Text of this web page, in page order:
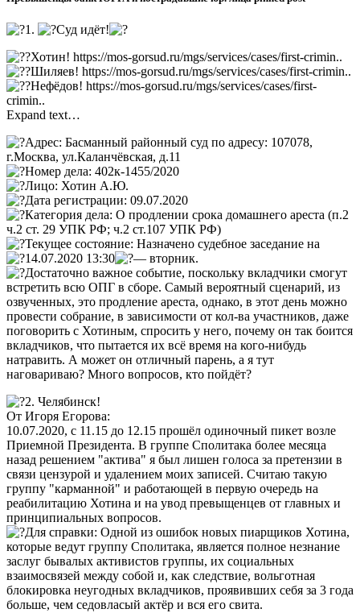
1.
Суд идёт!
Хотин! https://mos-gorsud.ru/mgs/services/cases/first-crimin..
Шиляев! https://mos-gorsud.ru/mgs/services/cases/first-crimin..
Нефёдов! https://mos-gorsud.ru/mgs/services/cases/first-
crimin..
Expand text…
Адрес: Басманный районный суд по адресу: 107078,
г.Москва, ул.Каланчёвская, д.11
Номер дела: 402к-1455/2020
Лицо: Хотин А.Ю.
Дата регистрации: 09.07.2020
Категория дела: О продлении срока домашнего ареста (п.2
ч.2 ст. 29 УПК РФ; ч.2 ст.107 УПК РФ)
Текущее состояние: Назначено судебное заседание на
14.07.2020 13:30
— вторник.
Достаточно важное событие, поскольку вкладчики смогут
встретить всю ОПГ в сборе. Самый вероятный сценарий, из
озвученных, это продление ареста, однако, в этот день можно
провести собрание, в зависимости от кол-ва участников, даже
поговорить с Хотиным, спросить у него, почему он так боится
вкладчиков, что пытается их всё время на кого-нибудь
натравить. А может он отличный парень, а я тут
наговариваю? Много вопросов, кто пойдёт?
2. Челябинск!
От Игоря Егорова:
10.07.2020, с 11.15 до 12.15 прошёл одиночный пикет возле
Приемной Президента. В группе Сполитака более месяца
назад решением "актива" я был лишен голоса за претензии в
связи цензурой и удалением моих записей. Считаю такую
группу "карманной" и работающей в первую очередь на
реабилитацию Хотина и на увод превыщенцев от главных и
принципиальных вопросов.
Для справки: Одной из ошибок новых пиарщиков Хотина,
которые ведут группу Сполитака, является полное незнание
заслуг бывалых активистов группы, их социальных
взаимосвязей между собой и, как следствие, вольготная
блокировка неугодных вкладчиков, проявивших себя за 3 года
больше, чем седовласый актёр и вся его свита.